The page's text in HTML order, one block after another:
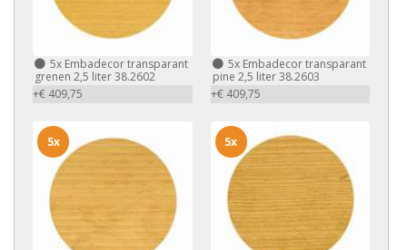
5x Embadecor transparant
grenen 2,5 liter 38.2602
+€ 409,75
5xEmbadecor transparant
pine 2,5 liter 38.2603
+€ 409,75
5x 5x